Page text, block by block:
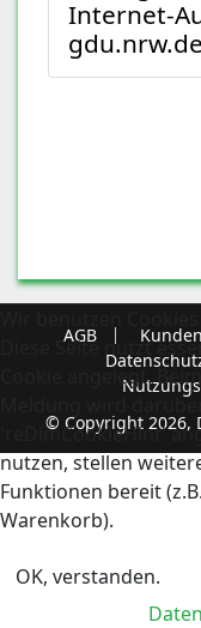
Internet-
gdu.nrw.de
AGB
© Copyright 2026,
Diese Seite nutzt
Cookie angelegt.
Meldung wird
'reDimCookieHint'
nutzen, stellen
Funktionen bereit
Warenkorb).
OK, verstanden.